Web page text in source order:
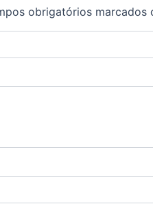
obrigatórios marcados